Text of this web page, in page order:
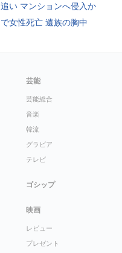
い マンションへ侵入か
女性死亡 遺族の胸中
芸能
芸能総合
音楽
韓流
グラビア
テレビ
ゴシップ
映画
レビュー
プレゼント